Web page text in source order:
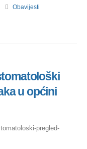
Obavijesti
u općini
pregled-